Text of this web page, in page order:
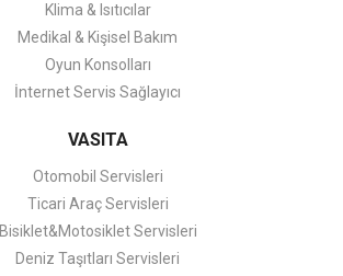
Klima & Isıtıcılar
Medikal & Kişisel Bakım
Oyun Konsolları
İnternet Servis Sağlayıcı
VASITA
Otomobil Servisleri
Ticari Araç Servisleri
Bisiklet&Motosiklet Servisleri
Deniz Taşıtları Servisleri